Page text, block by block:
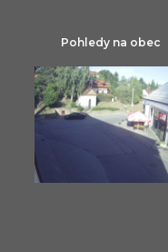
Pohledy na obec